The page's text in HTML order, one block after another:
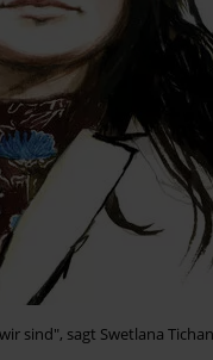
sind", sagt Swetlana